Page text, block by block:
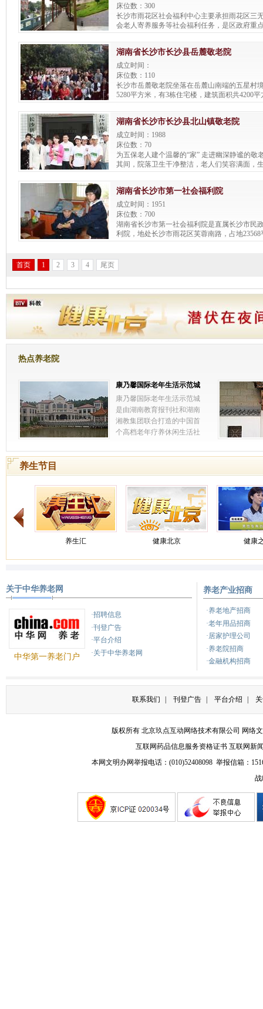
乐年华”，立足长沙，布局湖南，辐射全国，
健康、充实、幸福而又美好的晚年生活。
床位数：300
长沙市雨花区社会福利中心主要承担雨花区三
会老人寄养服务等社会福利任务，是区政府重
花区洞井镇和平村（汽车南站对面，和平小学
利。
湖南省长沙市长沙县岳麓敬老院
成立时间：
床位数：110
长沙市岳麓敬老院坐落在岳麓山南端的五星村
5280平方米，有3栋住宅楼，建筑面积共4200
张床位，现有老人80余位。
湖南省长沙市长沙县北山镇敬老院
成立时间：1988
床位数：70
为五保老人建个温馨的“家” 走进幽深静谧的敬
其间，院落卫生干净整洁，老人们笑容满面
阳光下，北山敬老院内一派温馨和谐的气氛。
改善敬老院供养环境、生活标准、强化管理服
保供养工作上水平。目前，全镇共有50多名五
院，有力保障了我镇农村最困难群众的基本生
湖南省长沙市第一社会福利院
成立时间：1951
床位数：700
湖南省长沙市第一社会福利院是直属长沙市民
利院，地处长沙市雨花区芙蓉南路，占地
20000平方米，现开放床位700张，现有老人、
首页
1 2 3 4 尾页
热点养老院
康乃馨国际老年生活示范城
康乃馨国际老年生活示范城
是由湖南教育报刊社和湖南
湘教集团联合打造的中国首
个高档老年疗养休闲生活社
沙市卫生局批准，地处长沙
亩，床位规模5000张，总投
资10亿元。园区分为医疗、
康复护理、老年公寓、高端
老年别墅、生态园共五大板
块，配有种植园、垂钓园、
休闲运动场所等功能齐备的
设施。后勤配有餐厅、便利
养生节目
养生汇 健康北京 健康
天天
关于中华养老网
中华第一养老门户
·招聘信息
·刊登广告
·平台介绍
·关于中华养老网
养老产业招商
·养老地产招商
·老年用品招商
·居家护理公司
·养老院招商
·金融机构招商
联系我们 刊登广告 平台介绍
版权所有 北京玖点互动网络技术有限公司 网络
互联网药品信息服务资格证书 互联网新
本网文明办网举报电话：(010)52408098 举报信箱：